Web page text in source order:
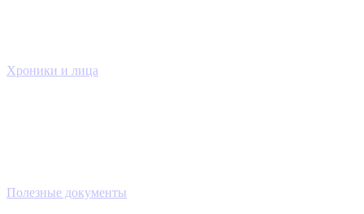
Хроники и лица
Полезные документы